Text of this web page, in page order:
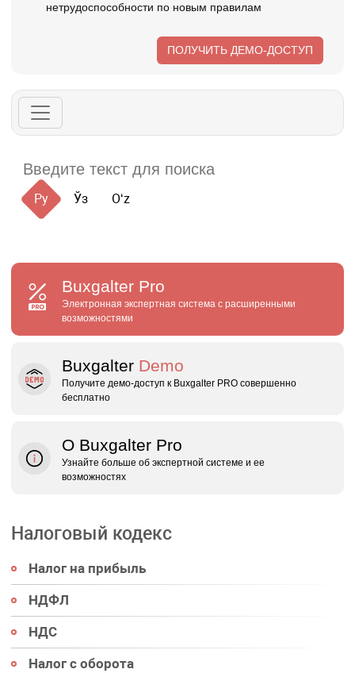
нетрудоспособности по новым правилам
ПОЛУЧИТЬ ДЕМО-ДОСТУП
Ру Ўз Oʻz
Buxgalter Pro
Электронная экспертная система с расширенными
возможностями
Buxgalter Demo
Получите демо‑доступ к Buxgalter PRO совершенно
бесплатно
О Buxgalter Pro
Узнайте больше об экспертной системе и ее
возможностях
Налоговый кодекс
Налог на прибыль
НДФЛ
НДС
Налог с оборота